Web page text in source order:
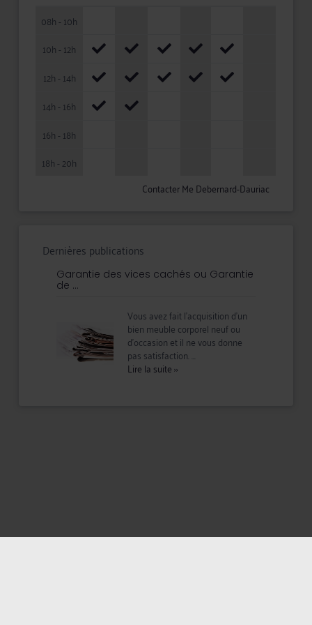
08h - 10h
10h - 12h
12h - 14h
14h - 16h
16h - 18h
18h - 20h
Contacter Me Debernard-Dauriac
Dernières publications
Garantie des vices cachés ou Garantie
de ...
Vous avez fait l’acquisition d’un
bien meuble corporel neuf ou
d’occasion et il ne vous donne
pas satisfaction. ...
Lire la suite››